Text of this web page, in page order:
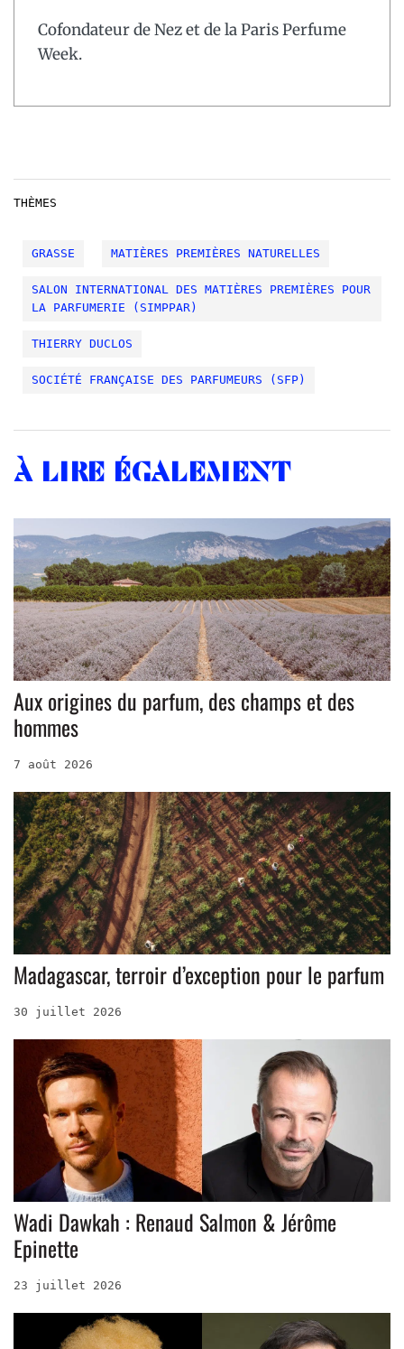
Cofondateur de Nez et de la Paris Perfume
Week.
THÈMES
GRASSE MATIÈRES PREMIÈRES NATURELLES
SALON INTERNATIONAL DES MATIÈRES PREMIÈRES POUR
LA PARFUMERIE (SIMPPAR)
THIERRY DUCLOS
SOCIÉTÉ FRANÇAISE DES PARFUMEURS (SFP)
À lire également
Aux origines du parfum, des champs et des
hommes
7 août 2026
Madagascar, terroir d’exception pour le parfum
30 juillet 2026
Wadi Dawkah : Renaud Salmon & Jérôme
Epinette
23 juillet 2026